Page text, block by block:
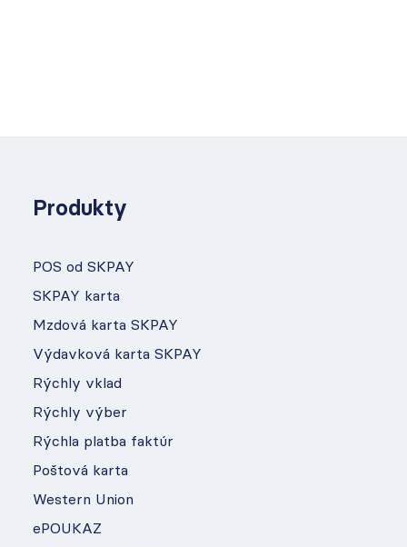
Produkty
POS od SKPAY
SKPAY karta
Mzdová karta SKPAY
Výdavková karta SKPAY
Rýchly vklad
Rýchly výber
Rýchla platba faktúr
Poštová karta
Western Union
ePOUKAZ